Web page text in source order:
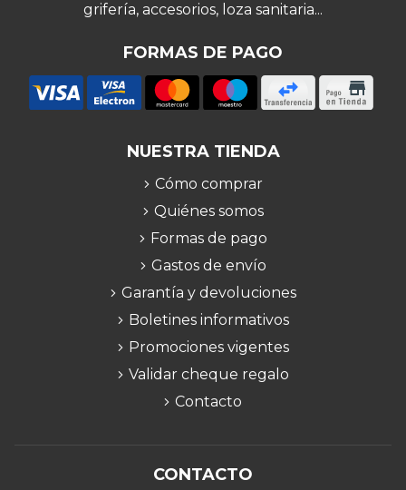
grifería, accesorios, loza sanitaria...
FORMAS DE PAGO
NUESTRA TIENDA
Cómo comprar
Quiénes somos
Formas de pago
Gastos de envío
Garantía y devoluciones
Boletines informativos
Promociones vigentes
Validar cheque regalo
Contacto
CONTACTO